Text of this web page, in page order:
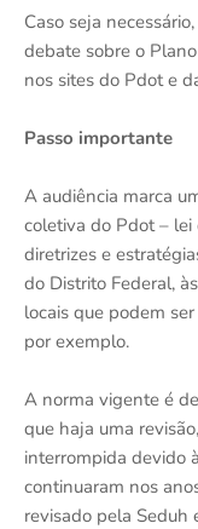
Caso seja
debate sobre o
nos sites do Pdot e
Passo importante
A audiência marca
coletiva do Pdot – lei
diretrizes e
do Distrito Federal,
locais que podem
por exemplo.
A norma vigente é
que haja uma
interrompida devido
continuaram nos
revisado pela Seduh